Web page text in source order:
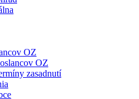
OZ
OZ
zasadnutí